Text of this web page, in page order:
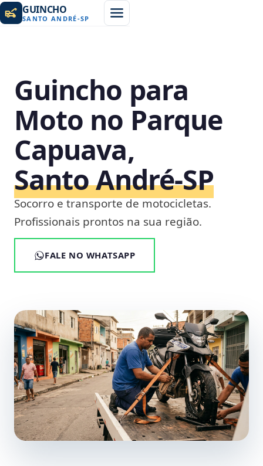
GUINCHO
SANTO ANDRÉ-SP
Guincho para
Moto no Parque
Capuava,
Santo André‑SP
Socorro e transporte de motocicletas.
Profissionais prontos na sua região.
FALE NO WHATSAPP